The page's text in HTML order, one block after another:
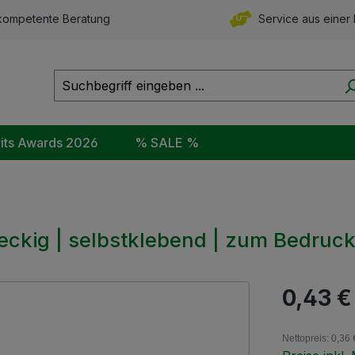
Beratung Service aus einer
Awards 2026 % SALE %
| selbstklebend | zum
Regulärer
0,43 €
Nettopreis: 0,36